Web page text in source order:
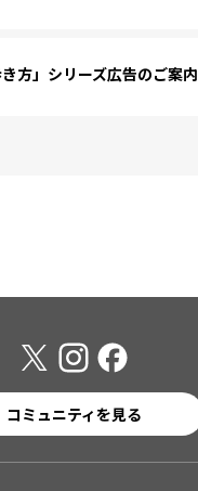
き方」シリーズ広告のご案内
コミュニティを見る